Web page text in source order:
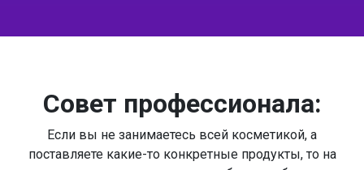
Совет профессионала:
Если вы не занимаетесь всей косметикой, а
поставляете какие-то конкретные продукты, то на